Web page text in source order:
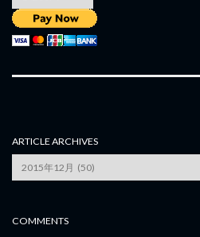
ARTICLE ARCHIVES
Archives
COMMENTS